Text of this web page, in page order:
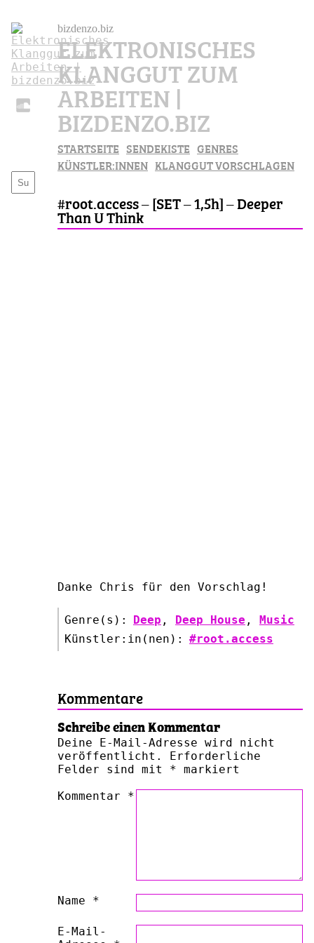
bizdenzo.biz
ELEKTRONISCHES
KLANGGUT ZUM
ARBEITEN |
BIZDENZO.BIZ
STARTSEITE SENDEKISTE GENRES
KÜNSTLER:INNEN KLANGGUT VORSCHLAGEN
#root.access – [SET – 1,5h] – Deeper
Than U Think
Danke Chris für den Vorschlag!
Genre(s): Deep , Deep House , Music
Künstler:in(nen):
#root.access
Kommentare
Schreibe einen Kommentar
Deine E-Mail-Adresse wird nicht
veröffentlicht.
Erforderliche
Felder sind mit * markiert
Kommentar *
Name *
E-Mail-